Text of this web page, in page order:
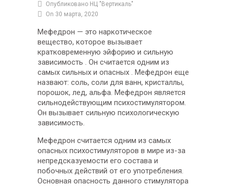
Опубликовано НЦ "Вертикаль"
On 30 марта, 2020
Мефедрон — это наркотическое
вещество, которое вызывает
кратковременную эйфорию и сильную
зависимость . Он считается одним из
самых сильных и опасных . Мефедрон еще
назвают: соль, соли для ванн, кристаллы,
порошок, лед, альфа. Мефедрон является
сильнодействующим психостимулятором.
Он вызывает сильную психологическую
зависимость.
Мефедрон считается одним из самых
опасных психостимуляторов в мире из-за
непредсказуемости его состава и
побочных действий от его употребления.
Основная опасность данного стимулятора